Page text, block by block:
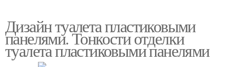
Дизайн туалета пластиковыми
панелями. Тонкости отделки
туалета пластиковыми панелями